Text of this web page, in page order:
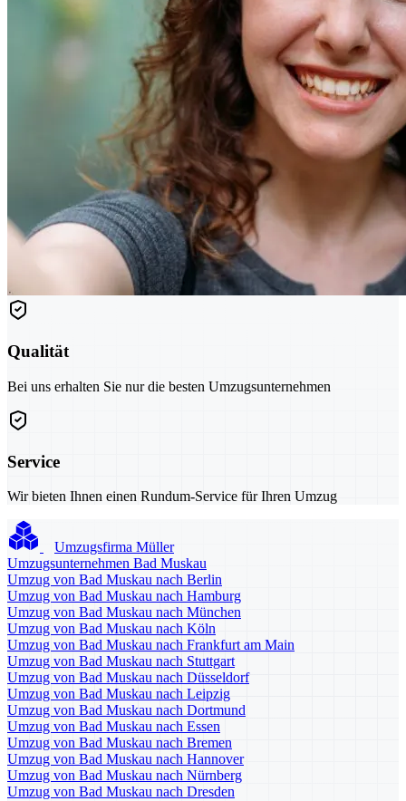
Qualität
Bei uns erhalten Sie nur die besten Umzugsunternehmen
Service
Wir bieten Ihnen einen Rundum-Service für Ihren Umzug
Umzugsfirma Müller
Umzugsunternehmen Bad Muskau
Umzug von Bad Muskau nach Berlin
Umzug von Bad Muskau nach Hamburg
Umzug von Bad Muskau nach München
Umzug von Bad Muskau nach Köln
Umzug von Bad Muskau nach Frankfurt am Main
Umzug von Bad Muskau nach Stuttgart
Umzug von Bad Muskau nach Düsseldorf
Umzug von Bad Muskau nach Leipzig
Umzug von Bad Muskau nach Dortmund
Umzug von Bad Muskau nach Essen
Umzug von Bad Muskau nach Bremen
Umzug von Bad Muskau nach Hannover
Umzug von Bad Muskau nach Nürnberg
Umzug von Bad Muskau nach Dresden